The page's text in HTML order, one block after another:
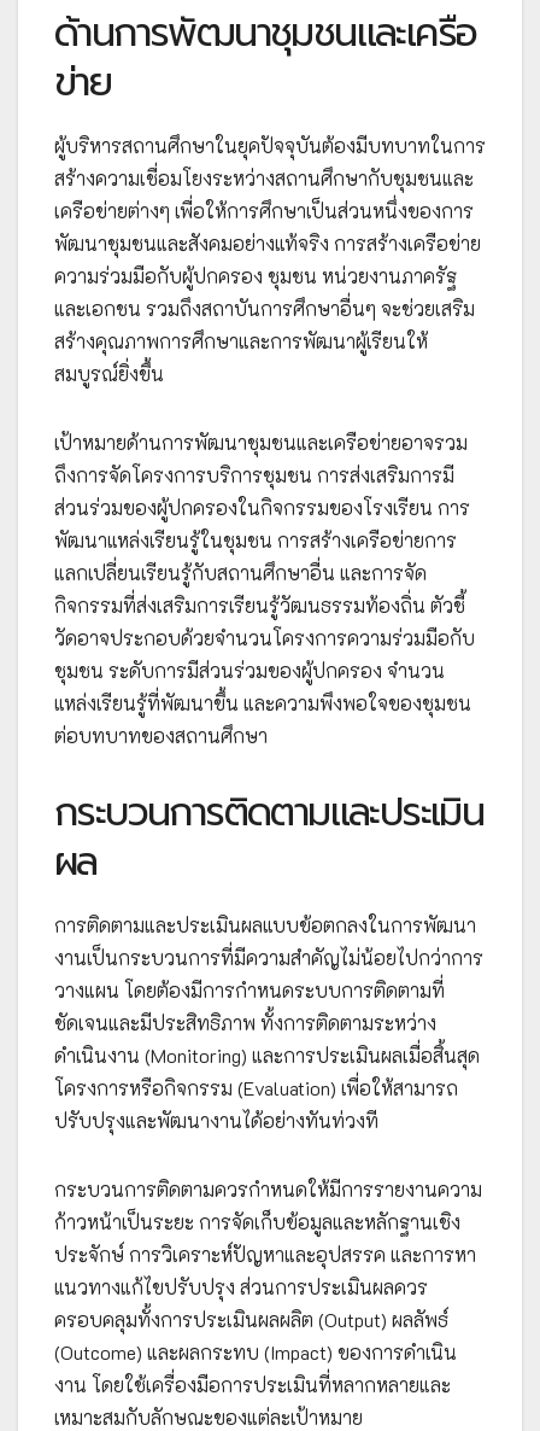
ด้านการพัฒนาชุมชนและเครือ
ข่าย
ผู้บริหารสถานศึกษาในยุคปัจจุบันต้องมีบทบาทในการ
สร้างความเชื่อมโยงระหว่างสถานศึกษากับชุมชนและ
เครือข่ายต่างๆ เพื่อให้การศึกษาเป็นส่วนหนึ่งของการ
พัฒนาชุมชนและสังคมอย่างแท้จริง การสร้างเครือข่าย
ความร่วมมือกับผู้ปกครอง ชุมชน หน่วยงานภาครัฐ
และเอกชน รวมถึงสถาบันการศึกษาอื่นๆ จะช่วยเสริม
สร้างคุณภาพการศึกษาและการพัฒนาผู้เรียนให้
สมบูรณ์ยิ่งขึ้น
เป้าหมายด้านการพัฒนาชุมชนและเครือข่ายอาจรวม
ถึงการจัดโครงการบริการชุมชน การส่งเสริมการมี
ส่วนร่วมของผู้ปกครองในกิจกรรมของโรงเรียน การ
พัฒนาแหล่งเรียนรู้ในชุมชน การสร้างเครือข่ายการ
แลกเปลี่ยนเรียนรู้กับสถานศึกษาอื่น และการจัด
กิจกรรมที่ส่งเสริมการเรียนรู้วัฒนธรรมท้องถิ่น ตัวชี้
วัดอาจประกอบด้วยจำนวนโครงการความร่วมมือกับ
ชุมชน ระดับการมีส่วนร่วมของผู้ปกครอง จำนวน
แหล่งเรียนรู้ที่พัฒนาขึ้น และความพึงพอใจของชุมชน
ต่อบทบาทของสถานศึกษา
กระบวนการติดตามและประเมิน
ผล
การติดตามและประเมินผลแบบข้อตกลงในการพัฒนา
งานเป็นกระบวนการที่มีความสำคัญไม่น้อยไปกว่าการ
วางแผน โดยต้องมีการกำหนดระบบการติดตามที่
ชัดเจนและมีประสิทธิภาพ ทั้งการติดตามระหว่าง
ดำเนินงาน (Monitoring) และการประเมินผลเมื่อสิ้นสุด
โครงการหรือกิจกรรม (Evaluation) เพื่อให้สามารถ
ปรับปรุงและพัฒนางานได้อย่างทันท่วงที
กระบวนการติดตามควรกำหนดให้มีการรายงานความ
ก้าวหน้าเป็นระยะ การจัดเก็บข้อมูลและหลักฐานเชิง
ประจักษ์ การวิเคราะห์ปัญหาและอุปสรรค และการหา
แนวทางแก้ไขปรับปรุง ส่วนการประเมินผลควร
ครอบคลุมทั้งการประเมินผลผลิต (Output) ผลลัพธ์
(Outcome) และผลกระทบ (Impact) ของการดำเนิน
งาน โดยใช้เครื่องมือการประเมินที่หลากหลายและ
เหมาะสมกับลักษณะของแต่ละเป้าหมาย